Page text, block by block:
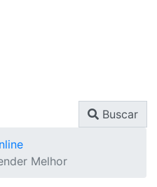
Buscar
Melhor